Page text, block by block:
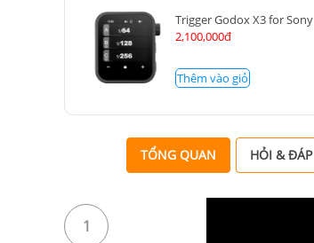
Trigger Godox X3 for Sony
2,100,000đ
Thêm vào giỏ
1
TỔNG QUAN HỎI & ĐÁP